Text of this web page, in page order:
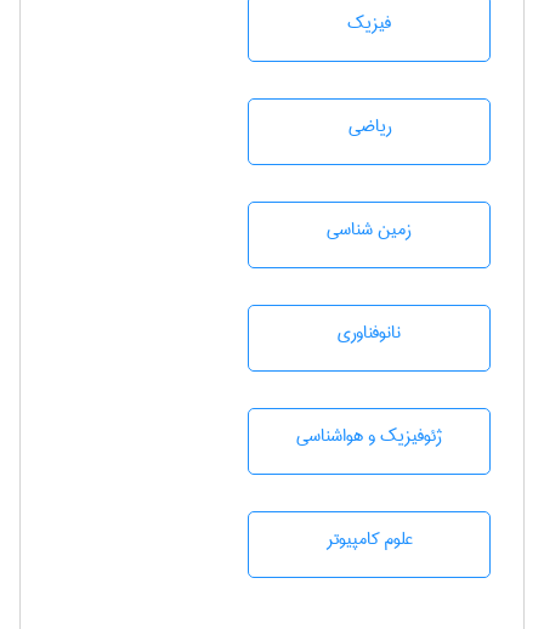
فیزیک
رياضی
زمين شناسی
نانوفناوری
ژئوفيزيك و هواشناسی
علوم کامپیوتر